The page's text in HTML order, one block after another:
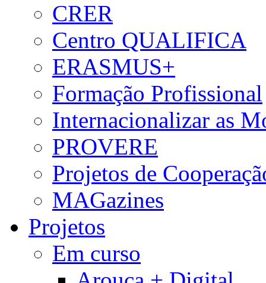
CRER
Centro QUALIFICA
ERASMUS+
Formação Profissional
Internacionalizar as
PROVERE
Projetos de
MAGazines
Projetos
Em curso